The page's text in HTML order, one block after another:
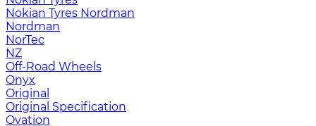
Nokian Tyres Nordman
Nordman
NorTec
NZ
Off-Road Wheels
Onyx
Original
Original Specification
Ovation